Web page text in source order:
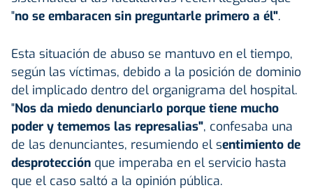
"no se embaracen sin preguntarle primero a él".
Esta situación de abuso se mantuvo en el tiempo,
según las víctimas, debido a la posición de dominio
del implicado dentro del organigrama del hospital.
"Nos da miedo denunciarlo porque tiene mucho
poder y tememos las represalias", confesaba una
de las denunciantes, resumiendo el sentimiento de
desprotección que imperaba en el servicio hasta
que el caso saltó a la opinión pública.